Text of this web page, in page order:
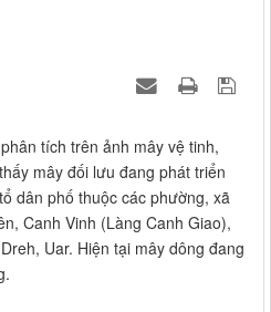
tích trên ảnh mây vệ tinh,
mây đối lưu đang phát triển
dân phố thuộc các phường, xã
Canh Vinh (Làng Canh Giao),
Uar. Hiện tại mây dông đang